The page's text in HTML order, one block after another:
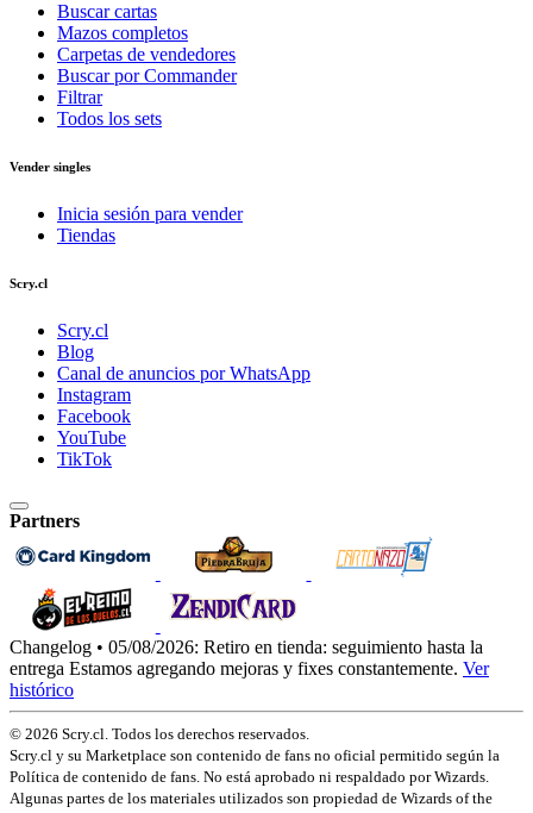
Buscar cartas
Mazos completos
Carpetas de vendedores
Buscar por Commander
Filtrar
Todos los sets
Vender singles
Inicia sesión para vender
Tiendas
Scry.cl
Scry.cl
Blog
Canal de anuncios por WhatsApp
Instagram
Facebook
YouTube
TikTok
Partners
Changelog • 05/08/2026: Retiro en tienda: seguimiento hasta la
entrega Estamos agregando mejoras y fixes constantemente. Ver
histórico
© 2026 Scry.cl. Todos los derechos reservados.
Scry.cl y su Marketplace son contenido de fans no oficial permitido según la
Política de contenido de fans. No está aprobado ni respaldado por Wizards.
Algunas partes de los materiales utilizados son propiedad de Wizards of the